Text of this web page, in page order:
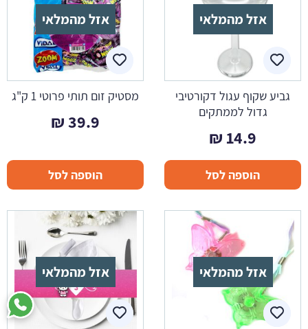
אזל מהמלאי
גביע שקוף עגול דקורטיבי
גדול לממתקים
14.9
₪
הוספה לסל
אזל מהמלאי
מסטיק זום תותי פרוטי 1 ק"ג
39.9
₪
הוספה לסל
אזל מהמלאי אזל מהמלאי